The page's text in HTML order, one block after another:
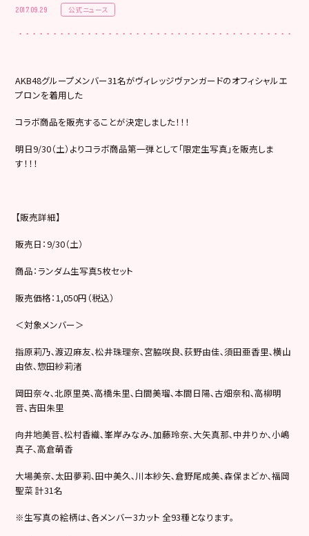
2017.09.29 公式ニュース
AKB48グループメンバー31名がヴィレッジヴァンガードのオフィシャルエ
プロンを着用した
コラボ商品を販売することが決定しました！！！
明日9/30（土）よりコラボ商品第一弾として｢限定生写真｣を販売しま
す！！！
【販売詳細】
販売日：9/30（土）
商品：ランダム生写真5枚セット
販売価格：1,050円（税込）
＜対象メンバー＞
指原莉乃､渡辺麻友､松井珠理奈､宮脇咲良､荻野由佳､須田亜香里､横山
由依､惣田紗莉渚
岡田奈々､北原里英､高橋朱里､白間美瑠､本間日陽､古畑奈和､高柳明
音､吉田朱里
向井地美音､松村香織､峯岸みなみ､加藤玲奈､大矢真那､中井りか､小嶋
真子､高倉萌香
大場美奈､太田夢莉､田中美久､川本紗矢､倉野尾成美､森保まどか､福岡
聖菜 計31名
※生写真の絵柄は､各メンバー3カット 全93種となります。